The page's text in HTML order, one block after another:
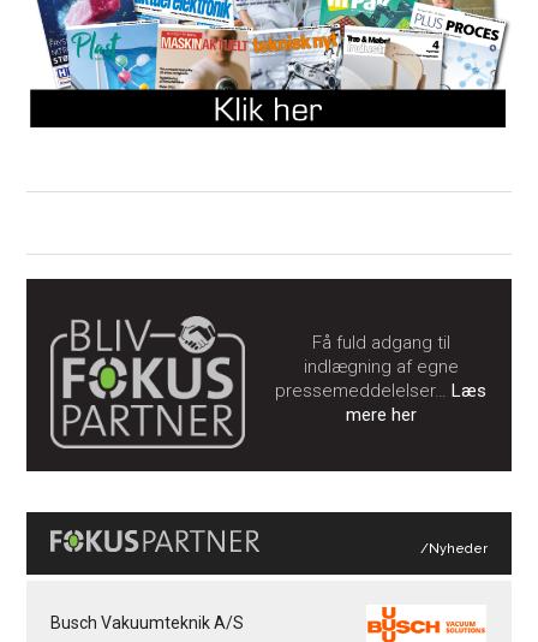
Få fuld adgang til
indlægning af egne
pressemeddelelser…Læs
mere her
/Nyheder
Busch Vakuumteknik A/S